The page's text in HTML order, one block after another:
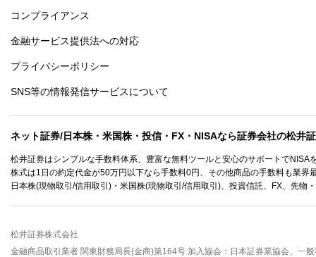
コンプライアンス
金融サービス提供法への対応
プライバシーポリシー
SNS等の情報発信サービスについて
ネット証券/日本株・米国株・投信・FX・NISAなら証券会社の松井
松井証券はシンプルな手数料体系、豊富な無料ツールと安心のサポートで
株式は1日の約定代金が50万円以下なら手数料0円、その他商品の手数料も業
日本株(現物取引/信用取引)・米国株(現物取引/信用取引)、投資信託、FX、先
松井証券株式会社
金融商品取引業者 関東財務局長(金商)第164号 加入協会：日本証券業協会、一